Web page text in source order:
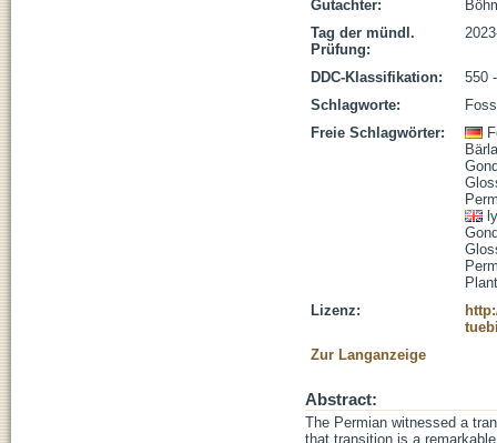
Gutachter:
Tag der mündl.
Prüfung:
DDC-Klassifikation:
550
Schlagworte:
Freie Schlagwörter:
Lizenz:
Zur Langanzeige
Abstract:
The Permian witnessed a
that transition is a